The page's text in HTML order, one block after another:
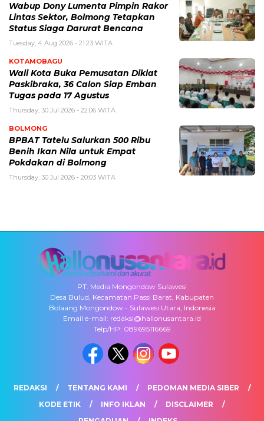
Wabup Dony Lumenta Pimpin Rakor
Lintas Sektor, Bolmong Tetapkan
Status Siaga Darurat Bencana
Tuesday, 4 Aug 2026 - 21:23 WITA
KOTAMOBAGU
Wali Kota Buka Pemusatan Diklat
Paskibraka, 36 Calon Siap Emban
Tugas pada 17 Agustus
Thursday, 30 Jul 2026 - 22:06 WITA
BOLMONG
BPBAT Tatelu Salurkan 500 Ribu
Benih Ikan Nila untuk Empat
Pokdakan di Bolmong
Thursday, 30 Jul 2026 - 20:03 WITA
PT. Media Mongondow Sulawesi
Desa Bulud, Kecamatan Passi Barat, Kabupaten
Bolaang Mongondow - Sulawesi Utara, Indonesia
Email e-mail: redaksi@hallonusantara.id
Telp/HP: 089695116669
REDAKSI TENTANG KAMI
PEDOMAN MEDIA SIBER
KODE ETIK
INFO IKLAN
DISCLAIMER